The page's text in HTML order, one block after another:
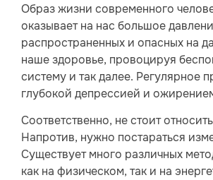
Образ жизни современного
оказывает на нас большое
распространенных и опасных на
наше здоровье, провоцируя
систему и так далее. Регулярное
глубокой депрессией и
Соответственно, не стоит
Напротив, нужно постараться
Существует много различных
как на физическом, так и на